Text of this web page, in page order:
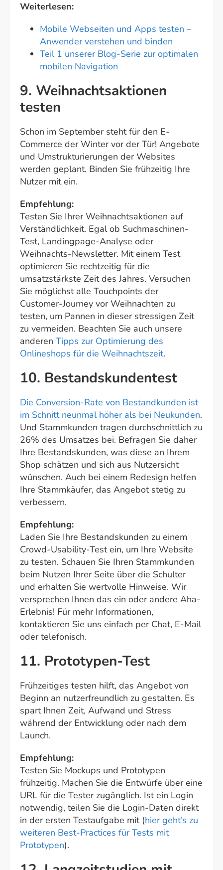
Weiterlesen:
Mobile Webseiten und Apps testen –
Anwender verstehen und binden
Teil 1 unserer Blog-Serie zur optimalen
mobilen Navigation
9. Weihnachtsaktionen
testen
Schon im September steht für den E-
Commerce der Winter vor der Tür! Angebote
und Umstrukturierungen der Websites
werden geplant. Binden Sie frühzeitig Ihre
Nutzer mit ein.
Empfehlung:
Testen Sie Ihrer Weihnachtsaktionen auf
Verständlichkeit. Egal ob Suchmaschinen-
Test, Landingpage-Analyse oder
Weihnachts-Newsletter. Mit einem Test
optimieren Sie rechtzeitig für die
umsatzstärkste Zeit des Jahres. Versuchen
Sie möglichst alle Touchpoints der
Customer-Journey vor Weihnachten zu
testen, um Pannen in dieser stressigen Zeit
zu vermeiden. Beachten Sie auch unsere
anderen Tipps zur Optimierung des
Onlineshops für die Weihnachtszeit.
10. Bestandskundentest
Die Conversion-Rate von Bestandkunden ist
im Schnitt neunmal höher als bei Neukunden.
Und Stammkunden tragen durchschnittlich zu
26% des Umsatzes bei. Befragen Sie daher
Ihre Bestandskunden, was diese an Ihrem
Shop schätzen und sich aus Nutzersicht
wünschen. Auch bei einem Redesign helfen
Ihre Stammkäufer, das Angebot stetig zu
verbessern.
Empfehlung:
Laden Sie Ihre Bestandskunden zu einem
Crowd-Usability-Test ein, um Ihre Website
zu testen. Schauen Sie Ihren Stammkunden
beim Nutzen Ihrer Seite über die Schulter
und erhalten Sie wertvolle Hinweise. Wir
versprechen Ihnen das ein oder andere Aha-
Erlebnis! Für mehr Informationen,
kontaktieren Sie uns einfach per Chat, E-Mail
oder telefonisch.
11. Prototypen-Test
Frühzeitiges testen hilft, das Angebot von
Beginn an nutzerfreundlich zu gestalten. Es
spart Ihnen Zeit, Aufwand und Stress
während der Entwicklung oder nach dem
Launch.
Empfehlung:
Testen Sie Mockups und Prototypen
frühzeitig. Machen Sie die Entwürfe über eine
URL für die Tester zugänglich. Ist ein Login
notwendig, teilen Sie die Login-Daten direkt
in der ersten Testaufgabe mit (hier geht’s zu
weiteren Best-Practices für Tests mit
Prototypen).